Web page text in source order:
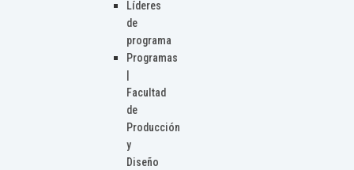
Líderes
de
programa
Programas
Facultad
de
Producción
y
Diseño